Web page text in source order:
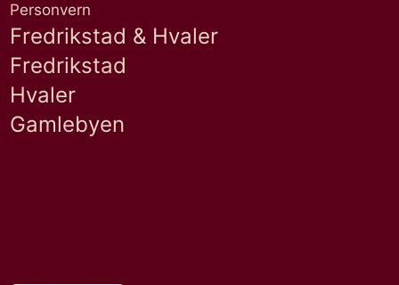
Personvern
Fredrikstad & Hvaler
Fredrikstad
Hvaler
Gamlebyen